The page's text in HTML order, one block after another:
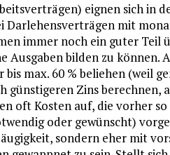
eignen sich in
Darlehensverträgen mit
immer noch ein guter Teil
Ausgaben bilden zu können.
max. 60 % beliehen (weil
Zins berechnen,
oft Kosten auf, die vorher
oder gewünscht)
sondern eher mit